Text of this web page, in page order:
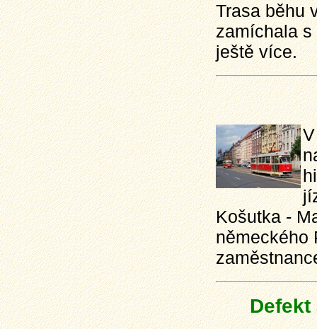
Trasa běhu
zamíchala s
ještě více.
Košutka -
německého